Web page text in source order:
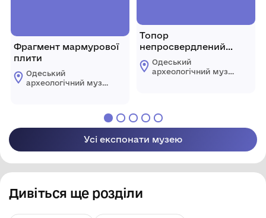
Фрагмент мармурової
плити
Одеський
археологічний музей
Топор
непросвердлений
трапецеподібний
Одеський
археологічний музей
Усі експонати музею
Дивіться ще розділи